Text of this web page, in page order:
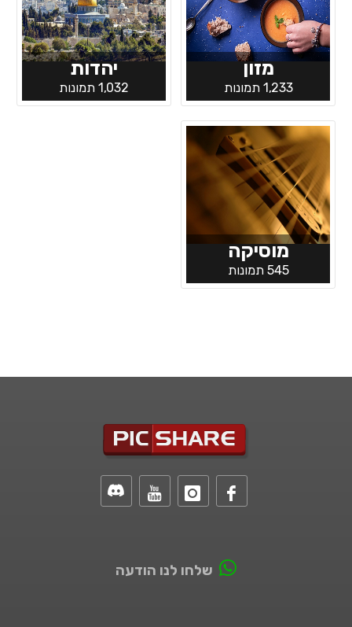
מזון
1,233 תמונות
יהדות
1,032 תמונות
מוסיקה
545 תמונות
שלחו לנו הודעה